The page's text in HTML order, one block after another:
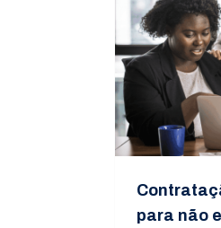
para não